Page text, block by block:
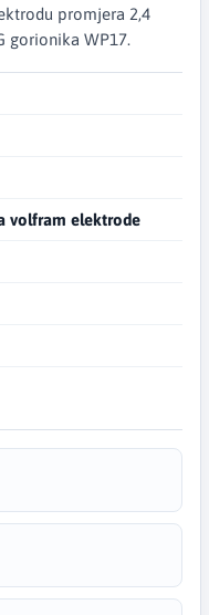
promjera 2,4
gorionika WP17.
volfram elektrode